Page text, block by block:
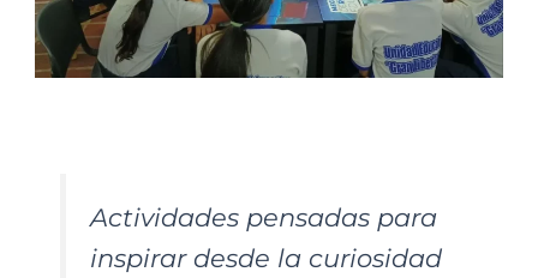
Actividades pensadas para
inspirar desde la curiosidad